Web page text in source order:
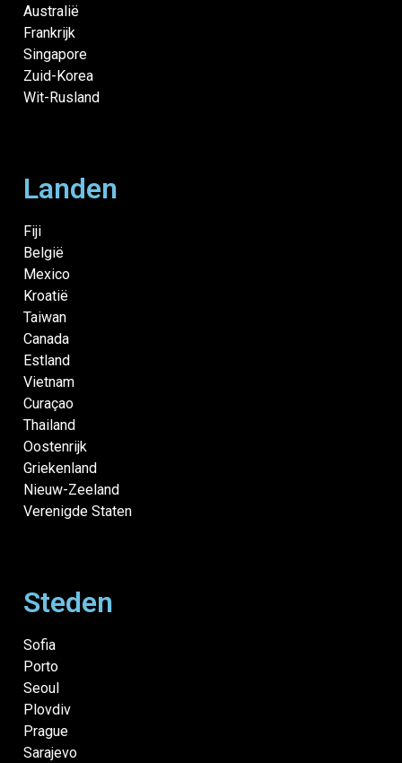
Australië
Frankrijk
Singapore
Zuid-Korea
Wit-Rusland
Landen
Fiji
België
Mexico
Kroatië
Taiwan
Canada
Estland
Vietnam
Curaçao
Thailand
Oostenrijk
Griekenland
Nieuw-Zeeland
Verenigde Staten
Steden
Sofia
Porto
Seoul
Plovdiv
Prague
Sarajevo